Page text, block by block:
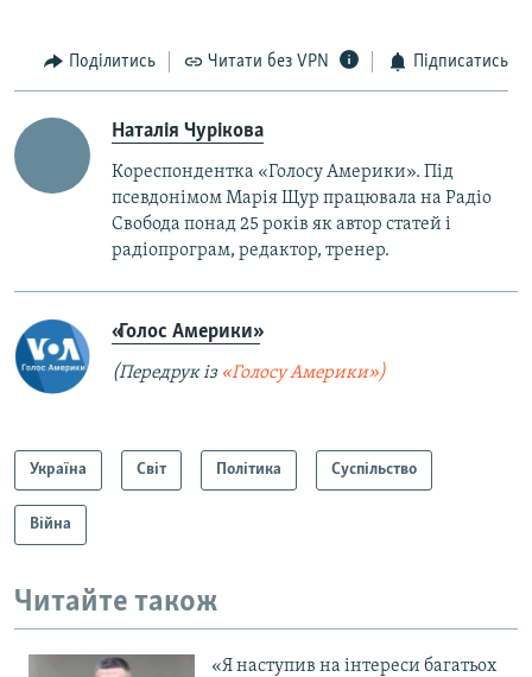
Поділитись Читати без VPN Підписатись
Наталія Чурікова
Кореспондентка «Голосу Америки». Під
псевдонімом Марія Щур працювала на Радіо
Свобода понад 25 років як автор статей і
радіопрограм, редактор, тренер.
«Голос Америки»
(Передрук із «Голосу Америки»)
Україна Світ Політика Суспільство
Війна
Читайте також
«Я наступив на інтереси багатьох